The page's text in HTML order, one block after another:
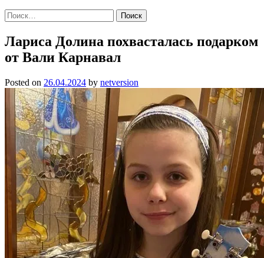
Найти:
Лариса Долина похвасталась подарком
от Вали Карнавал
Posted on 26.04.2024 by netversion